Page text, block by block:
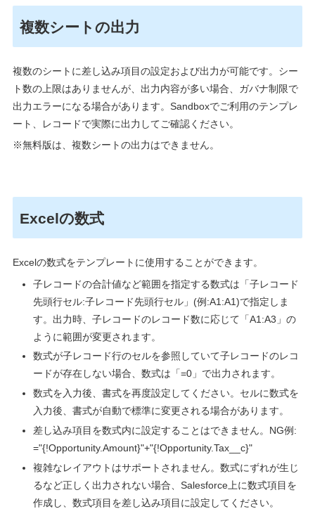
複数シートの出力
複数のシートに差し込み項目の設定および出力が可能です。シー
ト数の上限はありませんが、出力内容が多い場合、ガバナ制限で
出力エラーになる場合があります。Sandboxでご利用のテンプレ
ート、レコードで実際に出力してご確認ください。
※無料版は、複数シートの出力はできません。
Excelの数式
Excelの数式をテンプレートに使用することができます。
子レコードの合計値など範囲を指定する数式は「子レコード
先頭行セル:子レコード先頭行セル」 (例:A1:A1)で指定しま
す。出力時、子レコードのレコード数に応じて「A1:A3 」の
ように範囲が変更されます。
数式が子レコード行のセルを参照していて子レコードのレコ
ードが存在しない場合、数式は「=0 」で出力されます。
数式を入力後、書式を再度設定してください。セルに数式を
入力後、書式が自動で標準に変更される場合があります。
差し込み項目を数式内に設定することはできません。 NG例 :
="{!Opportunity.Amount}"+"{!Opportunity.Tax__c}"
複雑なレイアウトはサポートされません。数式にずれが生じ
るなど正しく出力されない場合、Salesforce 上に数式項目を
作成し、数式項目を差し込み項目に設定してください。